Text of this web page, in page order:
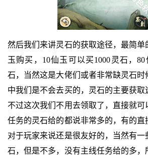
然后我们来讲灵石的获取途径，最简单
玉购买，10仙玉可以买1000灵石，80
石，当然这是大佬们或者非常缺灵石时
中我们是不会去买的，灵石的主要获取
不过这次我们不用去领取了，直接就可
任务的灵石给的都说非常多的，有的直
对于玩家来说还是很友好的，当然有一
石，但是不多，没有主线任务给的多，